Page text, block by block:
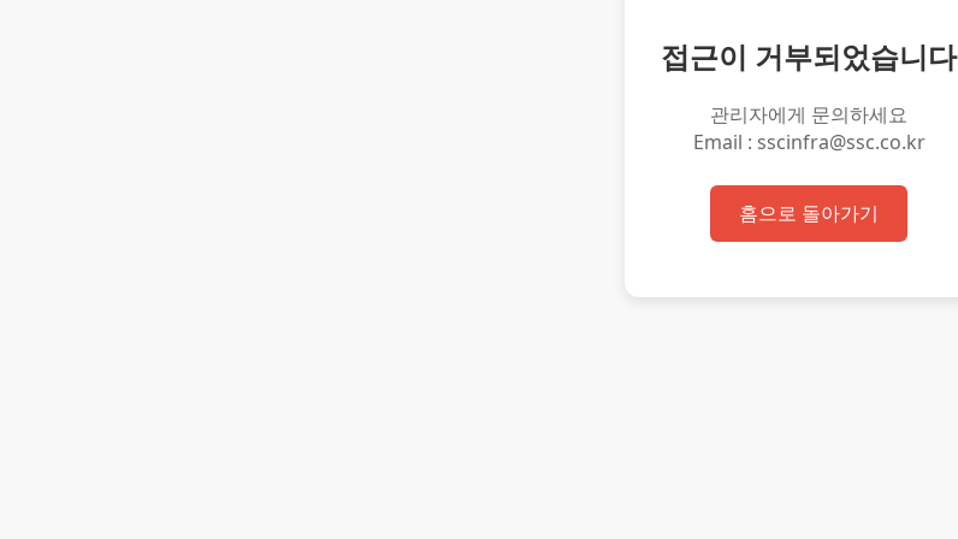
접근이 거부되었습니다
관리자에게 문의하세요
Email : sscinfra@ssc.co.kr
홈으로 돌아가기